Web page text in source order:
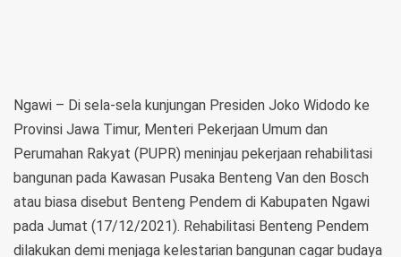
Ngawi – Di sela-sela kunjungan Presiden Joko Widodo ke
Provinsi Jawa Timur, Menteri Pekerjaan Umum dan
Perumahan Rakyat (PUPR) meninjau pekerjaan rehabilitasi
bangunan pada Kawasan Pusaka Benteng Van den Bosch
atau biasa disebut Benteng Pendem di Kabupaten Ngawi
pada Jumat (17/12/2021). Rehabilitasi Benteng Pendem
dilakukan demi menjaga kelestarian bangunan cagar budaya